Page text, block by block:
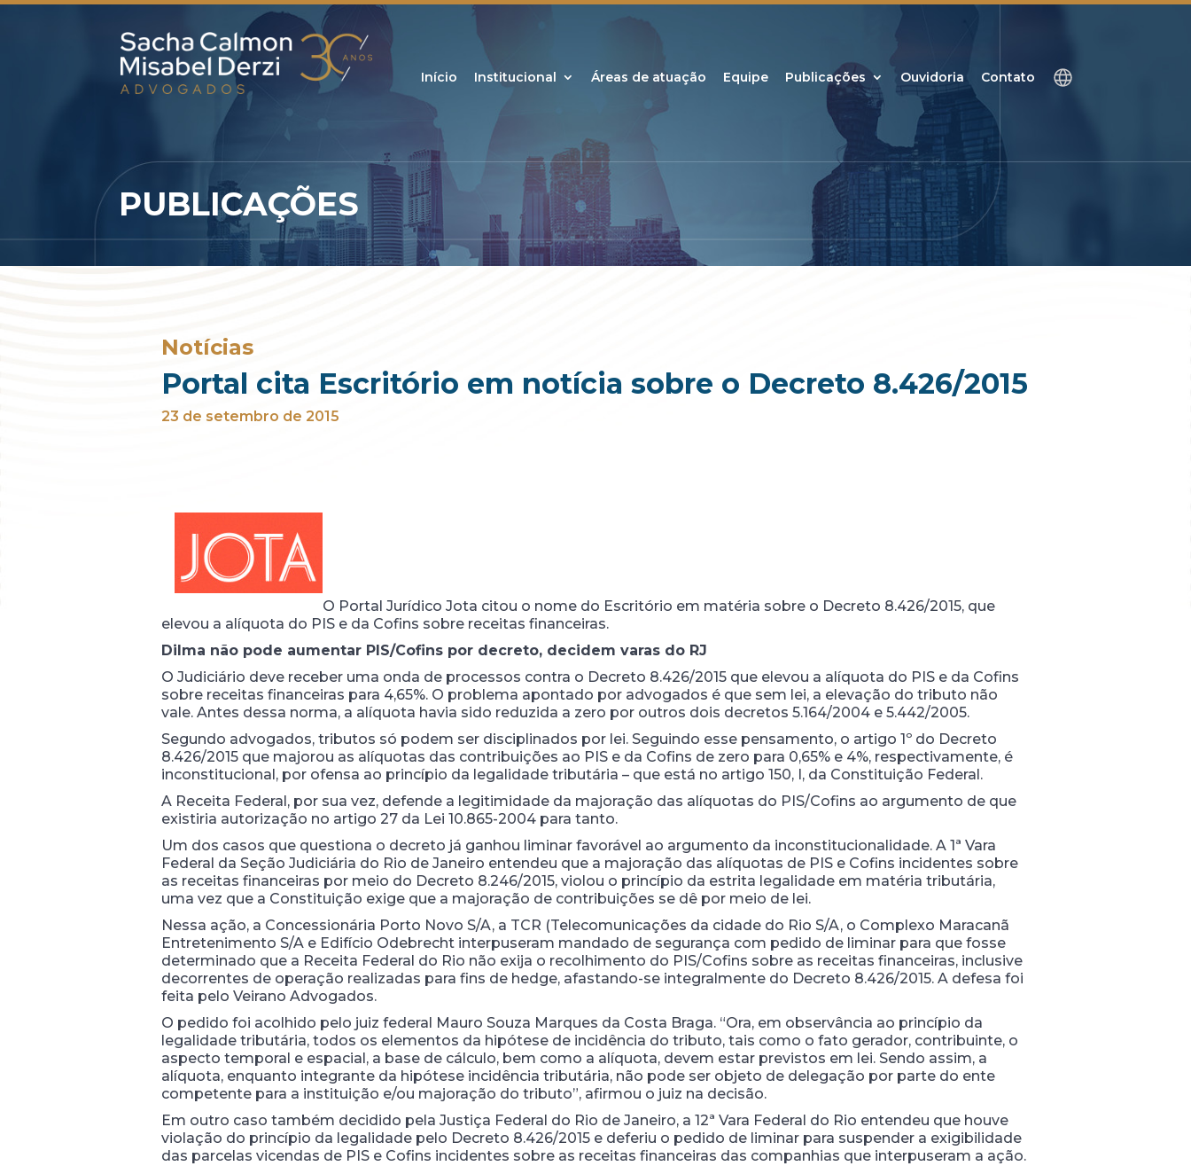
Início Institucional Áreas de atuação Equipe Publicações Ouvidoria Contato
PUBLICAÇÕES
Notícias
Portal cita Escritório em notícia sobre o Decreto 8.426/2015
23 de setembro de 2015
O Portal Jurídico Jota citou o nome do Escritório em matéria sobre o Decreto 8.426/2015, que
elevou a alíquota do PIS e da Cofins sobre receitas financeiras.
Dilma não pode aumentar PIS/Cofins por decreto, decidem varas do RJ
O Judiciário deve receber uma onda de processos contra o Decreto 8.426/2015 que elevou a alíquota do PIS e da Cofins
sobre receitas financeiras para 4,65%. O problema apontado por advogados é que sem lei, a elevação do tributo não
vale. Antes dessa norma, a alíquota havia sido reduzida a zero por outros dois decretos 5.164/2004 e 5.442/2005.
Segundo advogados, tributos só podem ser disciplinados por lei. Seguindo esse pensamento, o artigo 1º do Decreto
8.426/2015 que majorou as alíquotas das contribuições ao PIS e da Cofins de zero para 0,65% e 4%, respectivamente, é
inconstitucional, por ofensa ao princípio da legalidade tributária – que está no artigo 150, I, da Constituição Federal.
A Receita Federal, por sua vez, defende a legitimidade da majoração das alíquotas do PIS/Cofins ao argumento de que
existiria autorização no artigo 27 da Lei 10.865-2004 para tanto.
Um dos casos que questiona o decreto já ganhou liminar favorável ao argumento da inconstitucionalidade. A 1ª Vara
Federal da Seção Judiciária do Rio de Janeiro entendeu que a majoração das alíquotas de PIS e Cofins incidentes sobre
as receitas financeiras por meio do Decreto 8.246/2015, violou o princípio da estrita legalidade em matéria tributária,
uma vez que a Constituição exige que a majoração de contribuições se dê por meio de lei.
Nessa ação, a Concessionária Porto Novo S/A, a TCR (Telecomunicações da cidade do Rio S/A, o Complexo Maracanã
Entretenimento S/A e Edifício Odebrecht interpuseram mandado de segurança com pedido de liminar para que fosse
determinado que a Receita Federal do Rio não exija o recolhimento do PIS/Cofins sobre as receitas financeiras, inclusive
decorrentes de operação realizadas para fins de hedge, afastando-se integralmente do Decreto 8.426/2015. A defesa foi
feita pelo Veirano Advogados.
O pedido foi acolhido pelo juiz federal Mauro Souza Marques da Costa Braga. “Ora, em observância ao princípio da
legalidade tributária, todos os elementos da hipótese de incidência do tributo, tais como o fato gerador, contribuinte, o
aspecto temporal e espacial, a base de cálculo, bem como a alíquota, devem estar previstos em lei. Sendo assim, a
alíquota, enquanto integrante da hipótese incidência tributária, não pode ser objeto de delegação por parte do ente
competente para a instituição e/ou majoração do tributo”, afirmou o juiz na decisão.
Em outro caso também decidido pela Justiça Federal do Rio de Janeiro, a 12ª Vara Federal do Rio entendeu que houve
violação do princípio da legalidade pelo Decreto 8.426/2015 e deferiu o pedido de liminar para suspender a exigibilidade
das parcelas vicendas de PIS e Cofins incidentes sobre as receitas financeiras das companhias que interpuseram a ação.